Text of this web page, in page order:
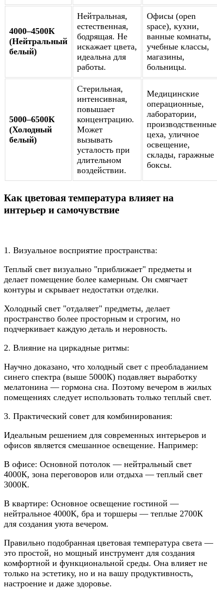
4000–4500К
(Нейтральный
белый)
Нейтральная,
естественная,
бодрящая. Не
искажает цвета,
идеальна для
работы.
Офисы (open
space), кухни,
ванные комнаты,
учебные классы,
магазины,
больницы.
5000–6500К
(Холодный
белый)
Стерильная,
интенсивная,
повышает
концентрацию.
Может
вызывать
усталость при
длительном
воздействии.
Медицинские
операционные,
лаборатории,
производственные
цеха, уличное
освещение,
склады, гаражные
боксы.
Как цветовая температура влияет на
интерьер и самочувствие
1. Визуальное восприятие пространства:
Теплый свет визуально "приближает" предметы и
делает помещение более камерным. Он смягчает
контуры и скрывает недостатки отделки.
Холодный свет "отдаляет" предметы, делает
пространство более просторным и строгим, но
подчеркивает каждую деталь и неровность.
2. Влияние на циркадные ритмы:
Научно доказано, что холодный свет с преобладанием
синего спектра (выше 5000К) подавляет выработку
мелатонина — гормона сна. Поэтому вечером в жилых
помещениях следует использовать только теплый свет.
3. Практический совет для комбинирования:
Идеальным решением для современных интерьеров и
офисов является смешанное освещение. Например:
В офисе: Основной потолок — нейтральный свет
4000К, зона переговоров или отдыха — теплый свет
3000К.
В квартире: Основное освещение гостиной —
нейтральное 4000К, бра и торшеры — теплые 2700К
для создания уюта вечером.
Правильно подобранная цветовая температура света —
это простой, но мощный инструмент для создания
комфортной и функциональной среды. Она влияет не
только на эстетику, но и на вашу продуктивность,
настроение и даже здоровье.